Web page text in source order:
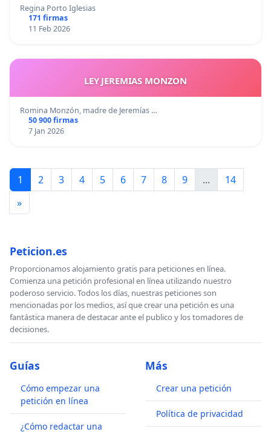
Regina Porto Iglesias
171 firmas
11 Feb 2026
LEY JEREMIAS MONZON
Romina Monzón, madre de Jeremías …
50 900 firmas
7 Jan 2026
1 2 3 4 5 6 7 8 9 ...
14
»
Peticion.es
Proporcionamos alojamiento gratis para peticiones en línea.
Comienza una petición profesional en línea utilizando nuestro
poderoso servicio. Todos los días, nuestras peticiones son
mencionadas por los medios, así que crear una petición es una
fantástica manera de destacar ante el publico y los tomadores de
decisiones.
Guías
Cómo empezar una
petición en línea
¿Cómo redactar una
Más
Crear una petición
Política de privacidad